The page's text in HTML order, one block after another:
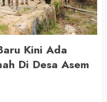
Kini Ada
Di Desa Asem